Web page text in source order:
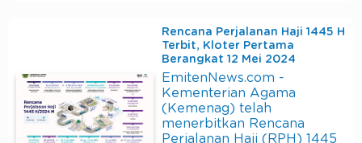
Rencana Perjalanan Haji 1445 H
Terbit, Kloter Pertama
Berangkat 12 Mei 2024
EmitenNews.com -
Kementerian Agama
(Kemenag) telah
menerbitkan Rencana
Perjalanan Haji (RPH) 1445